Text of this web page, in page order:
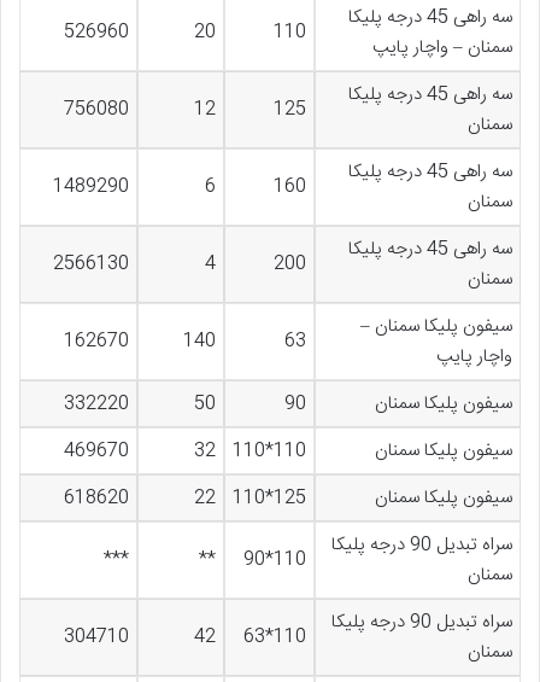
سه راهی 45 درجه پلیکا
سمنان – واچار پایپ
110
20
526960
سه راهی 45 درجه پلیکا
سمنان
125
12
756080
سه راهی 45 درجه پلیکا
سمنان
160
6
1489290
سه راهی 45 درجه پلیکا
سمنان
200
4
2566130
سیفون پلیکا سمنان –
واچار پایپ
63
140
162670
سیفون پلیکا سمنان 90
50
332220
سیفون پلیکا سمنان
110*110
32
469670
سیفون پلیکا سمنان
125*110
22
618620
سراه تبدیل 90 درجه پلیکا
سمنان
110*90
**
***
سراه تبدیل 90 درجه پلیکا
سمنان
110*63
42
304710